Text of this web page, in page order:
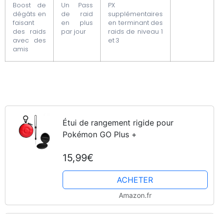
Boost de
dégâts en
faisant
des raids
avec des
amis
Un Pass
de raid
en plus
par jour
PX
supplémentaires
en terminant des
raids de niveau 1
et 3
Étui de rangement rigide pour
Pokémon GO Plus +
15,99€
ACHETER
Amazon.fr